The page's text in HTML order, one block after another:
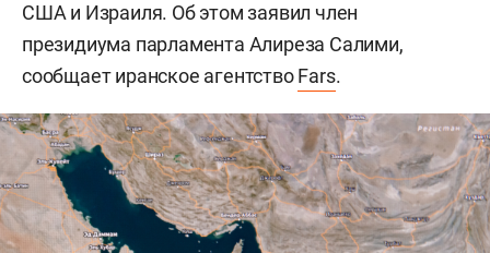
США и Израиля. Об этом заявил член
президиума парламента Алиреза Салими,
сообщает иранское агентствоFars.